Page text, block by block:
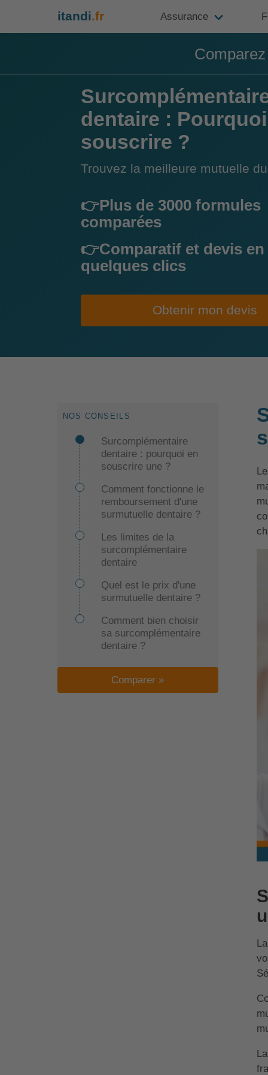
itandi.fr Assurance
dentaire :
souscrire ?
Trouvez la meilleure mutuelle
👉Plus de 3000 formules
comparées
👉Comparatif et devis en
quelques clics
Obtenir mon devis
NOS CONSEILS
Surcomplémentaire
dentaire : pourquoi en
souscrire une ?
Comment fonctionne le
remboursement d'une
surmutuelle dentaire ?
Les limites de la
surcomplémentaire
dentaire
Quel est le prix d'une
surmutuelle dentaire ?
Comment bien choisir
sa surcomplémentaire
dentaire ?
Comparer »